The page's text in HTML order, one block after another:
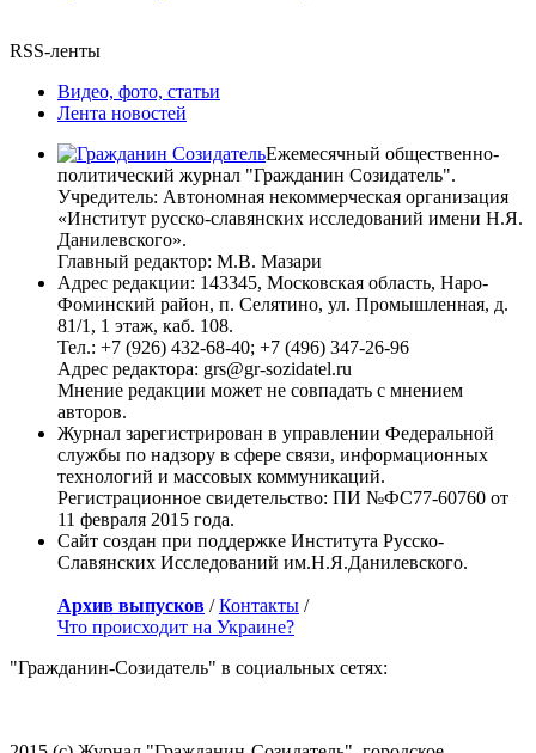
RSS-ленты
Видео, фото, статьи
Лента новостей
Ежемесячный общественно-
политический журнал "Гражданин Созидатель".
Учредитель: Автономная некоммерческая организация
«Институт русско-славянских исследований имени Н.Я.
Данилевского».
Главный редактор: М.В. Мазари
Адрес редакции: 143345, Московская область, Наро-
Фоминский район, п. Селятино, ул. Промышленная, д.
81/1, 1 этаж, каб. 108.
Тел.: +7 (926) 432-68-40; +7 (496) 347-26-96
Адрес редактора: grs@gr-sozidatel.ru
Мнение редакции может не совпадать с мнением
авторов.
Журнал зарегистрирован в управлении Федеральной
службы по надзору в сфере связи, информационных
технологий и массовых коммуникаций.
Регистрационное свидетельство: ПИ №ФС77-60760 от
11 февраля 2015 года.
Сайт создан при поддержке Института Русско-
Славянских Исследований им.Н.Я.Данилевского.
Архив выпусков /Контакты /
Что происходит на Украине?
"Гражданин-Созидатель" в социальных сетях: